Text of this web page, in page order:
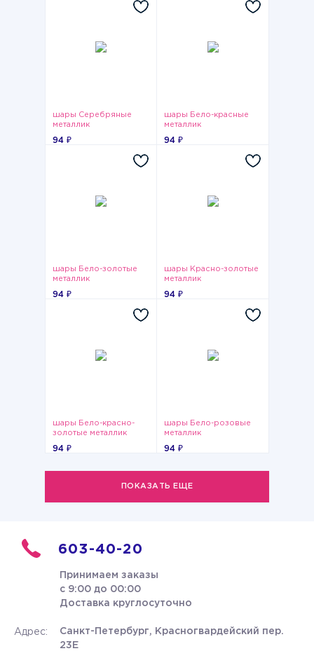
шары Серебряные
металлик
94 ₽
шары Бело-красные
металлик
94 ₽
шары Бело-золотые
металлик
94 ₽
шары Красно-золотые
металлик
94 ₽
шары Бело-красно-
золотые металлик
94 ₽
шары Бело-розовые
металлик
94 ₽
ПОКАЗАТЬ ЕЩЕ
603-40-20
Принимаем заказы
с 9:00 до 00:00
Доставка круглосуточно
Адрес:
Санкт-Петербург, Красногвардейский пер.
23Е